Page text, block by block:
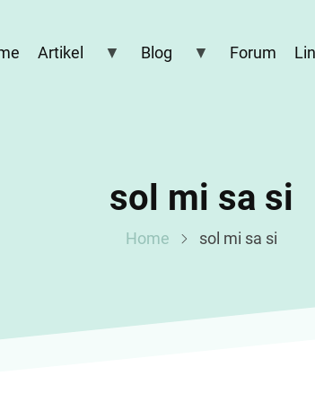
Artikel Blog Forum
sol mi sa si
Home sol mi sa si